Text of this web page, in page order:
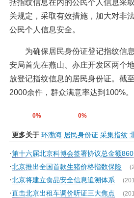
括指纹信息在内的公民个人信息采
关规定，采取有效措施，加大对非
公民个人信息安全。
为确保居民身份证登记指纹信
安局首先在燕山、亦庄开发区两个
放登记指纹信息的居民身份证。截
2000余件，群众满意率达到100%
0% 0%
更多关于 环渤海 居民身份证 采集指纹
·第十六届北京科博会签署协议总金额
·北京推出全国首款生猪价格指数保险
·北京将建立食品安全信息追溯体系
·直击北京出租车调价听证三大焦点